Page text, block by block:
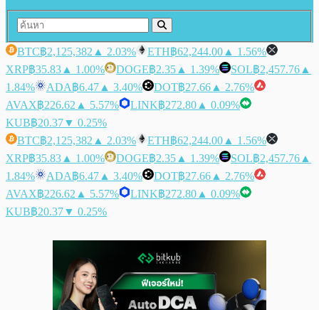
BTC฿2,125,382 ▲ 2.03% ETH฿62,244.00 ▲ 1.56%
XRP฿35.83 ▲ 1.00% DOGE฿2.35 ▲ 1.39% SOL฿2,457.76 ▲
1.84%
ADA฿6.47 ▲ 3.40% DOT฿27.66 ▲ 2.76%
AVAX฿226.62 ▲ 5.57% LINK฿272.80 ▲ 0.09%
KUB฿20.37▼ 0.25%
BTC฿2,125,382 ▲ 2.03% ETH฿62,244.00 ▲ 1.56%
XRP฿35.83 ▲ 1.00% DOGE฿2.35 ▲ 1.39% SOL฿2,457.76 ▲
1.84%
ADA฿6.47 ▲ 3.40% DOT฿27.66 ▲ 2.76%
AVAX฿226.62 ▲ 5.57% LINK฿272.80 ▲ 0.09%
KUB฿20.37▼ 0.25%